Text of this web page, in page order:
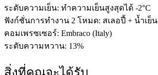
ระดับความเย็น: ทำความเย็นสูงสุดได้ -2°C
ฟังก์ชั่นการทำงาน 2 โหมด: สเลอปี้ + น้ำเย็น
คอมเพรซเซอร์: Embraco (Italy)
ระดับความหวาน: 13%
สิ่งที่คุณจะได้รับ